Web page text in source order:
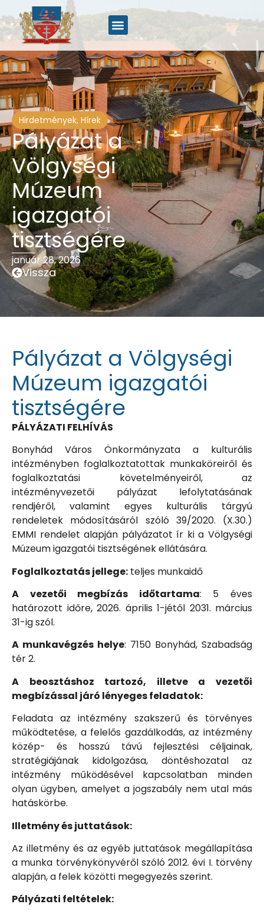
Hirdetmények, Hírek
Pályázat a
Völgységi
Múzeum
igazgatói
tisztségére
január 28, 2026
Vissza
Pályázat a Völgységi
Múzeum igazgatói
tisztségére
PÁLYÁZATI FELHÍVÁS
Bonyhád Város Önkormányzata a kulturális
intézményben foglalkoztatottak munkaköreiről és
foglalkoztatási követelményeiről, az
intézményvezetői pályázat lefolytatásának
rendjéről, valamint egyes kulturális tárgyú
rendeletek módosításáról szóló 39/2020. (X.30.)
EMMI rendelet alapján pályázatot ír ki a Völgységi
Múzeum igazgatói tisztségének ellátására.
Foglalkoztatás jellege: teljes munkaidő
A vezetői megbízás időtartama: 5 éves
határozott időre, 2026. április 1-jétől 2031. március
31-ig szól.
A munkavégzés helye: 7150 Bonyhád, Szabadság
tér 2.
A beosztáshoz tartozó, illetve a vezetői
megbízással járó lényeges feladatok:
Feladata az intézmény szakszerű és törvényes
működtetése, a felelős gazdálkodás, az intézmény
közép- és hosszú távú fejlesztési céljainak,
stratégiájának kidolgozása, döntéshozatal az
intézmény működésével kapcsolatban minden
olyan ügyben, amelyet a jogszabály nem utal más
hatáskörbe.
Illetmény és juttatások:
Az illetmény és az egyéb juttatások megállapítása
a munka törvénykönyvéről szóló 2012. évi I. törvény
alapján, a felek közötti megegyezés szerint.
Pályázati feltételek: